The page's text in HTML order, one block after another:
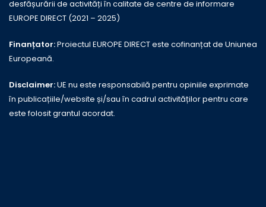
desfășurării de activități în calitate de centre de informare
EUROPE DIRECT (2021 – 2025)
Finanțator:Proiectul EUROPE DIRECT este cofinanțat de Uniunea
Europeană.
Disclaimer:UE nu este responsabilă pentru opiniile exprimate
în publicațiile/website și/sau în cadrul activităților pentru care
este folosit grantul acordat.